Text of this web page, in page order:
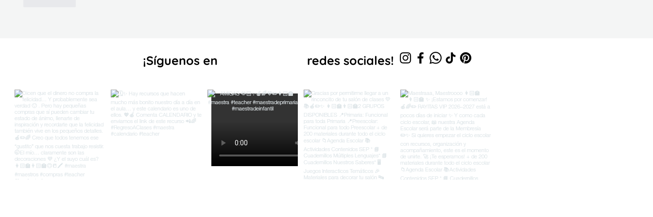
¡Síguenos en redes sociales!